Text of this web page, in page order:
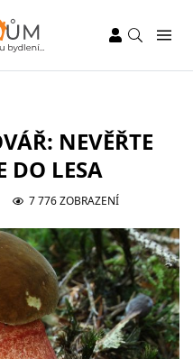
NEVĚŘTE
DO LESA
7 776 ZOBRAZENÍ